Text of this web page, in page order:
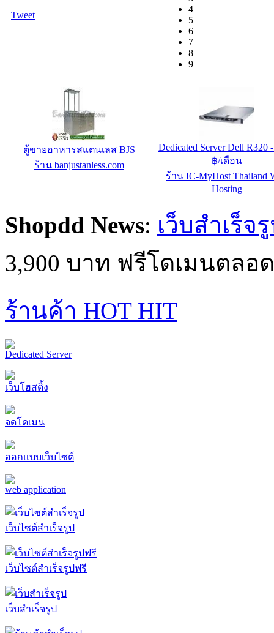
Tweet
4
5
6
7
8
9
ตู้ขายอาหารสแตนเลส BJS
ร้าน banjustanless.com
Dedicated Server Dell R320
฿/เดือน
ร้าน IC-MyHost Thailand
Hosting
Shopdd News: เว็บสำเร็จ
3,900 บาท ฟรีโดเมนตลอ
ร้านค้า HOT HIT
Dedicated Server
เว็บโฮสติ้ง
จดโดเมน
ออกแบบเว็บไซต์
web application
เว็บไซต์สำเร็จรูป
เว็บไซต์สำเร็จรูปฟรี
เว็บสำเร็จรูป